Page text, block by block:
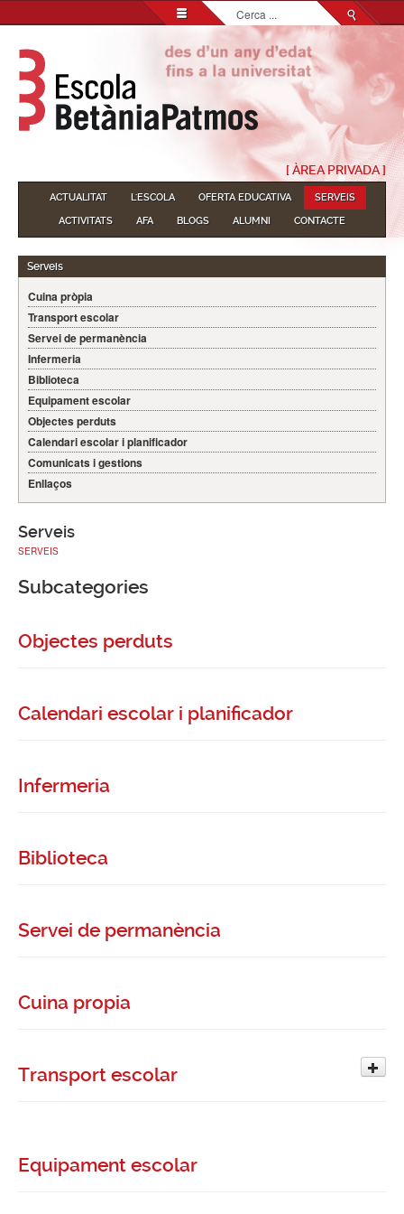
Cerca
...
[ ÀREA PRIVADA ]
ACTUALITAT L'ESCOLA OFERTA EDUCATIVA
SERVEIS
ACTIVITATS
AFA BLOGS ALUMNI CONTACTE
Serveis
Cuina pròpia
Transport escolar
Servei de permanència
Infermeria
Biblioteca
Equipament escolar
Objectes perduts
Calendari escolar i planificador
Comunicats i gestions
Enllaços
Serveis
SERVEIS
Subcategories
Objectes perduts
Calendari escolar i planificador
Infermeria
Biblioteca
Servei de permanència
Cuina propia
Transport escolar
Equipament escolar